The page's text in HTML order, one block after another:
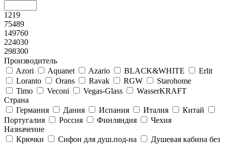
1219
75489
149760
224030
298300
Производитель
Azori
Aquanet Azario BLACK&WHITE
Erlit
Loranto
Orans Ravak RGW
Starohome
Timo
Veconi Vegas-Glass
WasserKRAFT
Страна
Германия
Дания Испания Италия
Китай
Португалия
Россия Финляндия
Чехия
Назначение
Крючки
Сифон для душ.под-на
Душевая кабина без